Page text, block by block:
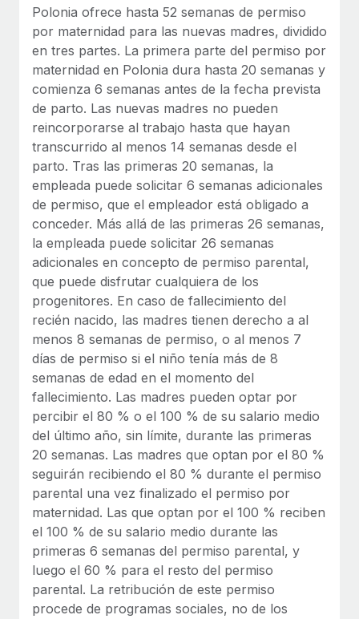
Movilidad y reubicación
Reubica a los empleados con facilidad.
Prestaciones
Gestiona las prestaciones de los empleados sin
complicaciones.
Integraciones con Gusto y Xero y Contractor
La misión de Remote sigue siendo ayudar a empresas de
todos los tamaños a contratar, gestionar y...
Más información
con Remote
Gestionar las nóminas internamente es complicado. Tardas
semanas en hacerlo manualmente y, al mes...
Más información
Polonia ofrece hasta 52 semanas de permiso
por maternidad para las nuevas madres, dividido
en tres partes. La primera parte del permiso por
maternidad en Polonia dura hasta 20 semanas y
comienza 6 semanas antes de la fecha prevista
de parto. Las nuevas madres no pueden
reincorporarse al trabajo hasta que hayan
transcurrido al menos 14 semanas desde el
parto. Tras las primeras 20 semanas, la
empleada puede solicitar 6 semanas adicionales
de permiso, que el empleador está obligado a
conceder. Más allá de las primeras 26 semanas,
la empleada puede solicitar 26 semanas
adicionales en concepto de permiso parental,
que puede disfrutar cualquiera de los
progenitores. En caso de fallecimiento del
recién nacido, las madres tienen derecho a al
menos 8 semanas de permiso, o al menos 7
días de permiso si el niño tenía más de 8
semanas de edad en el momento del
fallecimiento. Las madres pueden optar por
percibir el 80 % o el 100 % de su salario medio
del último año, sin límite, durante las primeras
20 semanas. Las madres que optan por el 80 %
seguirán recibiendo el 80 % durante el permiso
parental una vez finalizado el permiso por
maternidad. Las que optan por el 100 % reciben
el 100 % de su salario medio durante las
primeras 6 semanas del permiso parental, y
luego el 60 % para el resto del permiso
parental. La retribución de este permiso
procede de programas sociales, no de los